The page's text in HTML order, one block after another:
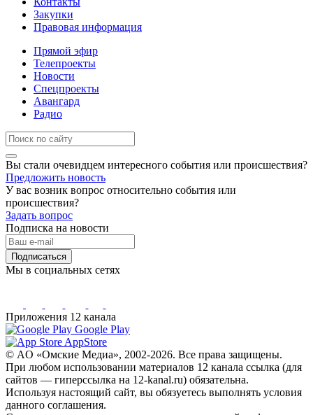
Закупки
Правовая информация
Прямой эфир
Телепроекты
Новости
Спецпроекты
Авангард
Радио
Вы стали очевидцем интересного события или происшествия?
Предложить новость
У вас возник вопрос относительно события или
происшествия?
Задать вопрос
Подписка на новости
Подписаться
Мы в социальных сетях
Приложения 12 канала
Google Play
AppStore
© AO «Омские Медиа», 2002-2026. Все права защищены.
При любом использовании материалов 12 канала ссылка (для
сайтов — гиперссылка на 12-kanal.ru) обязательна.
Используя настоящий сайт, вы обязуетесь выполнять условия
данного соглашения.